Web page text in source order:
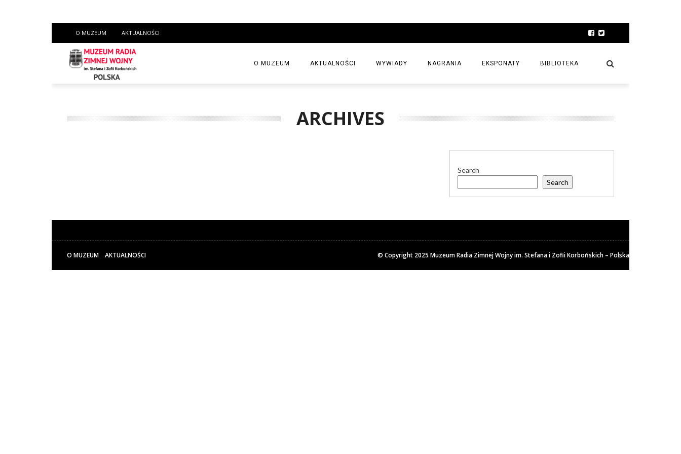
O MUZEUM AKTUALNOŚCI
O MUZEUM AKTUALNOŚCI WYWIADY NAGRANIA EKSPONATY BIBLIOTEKA
ARCHIVES
Search
Search
O MUZEUM AKTUALNOŚCI © Copyright 2025 Muzeum Radia Zimnej Wojny im. Stefana i Zofii Korbońskich – Polska